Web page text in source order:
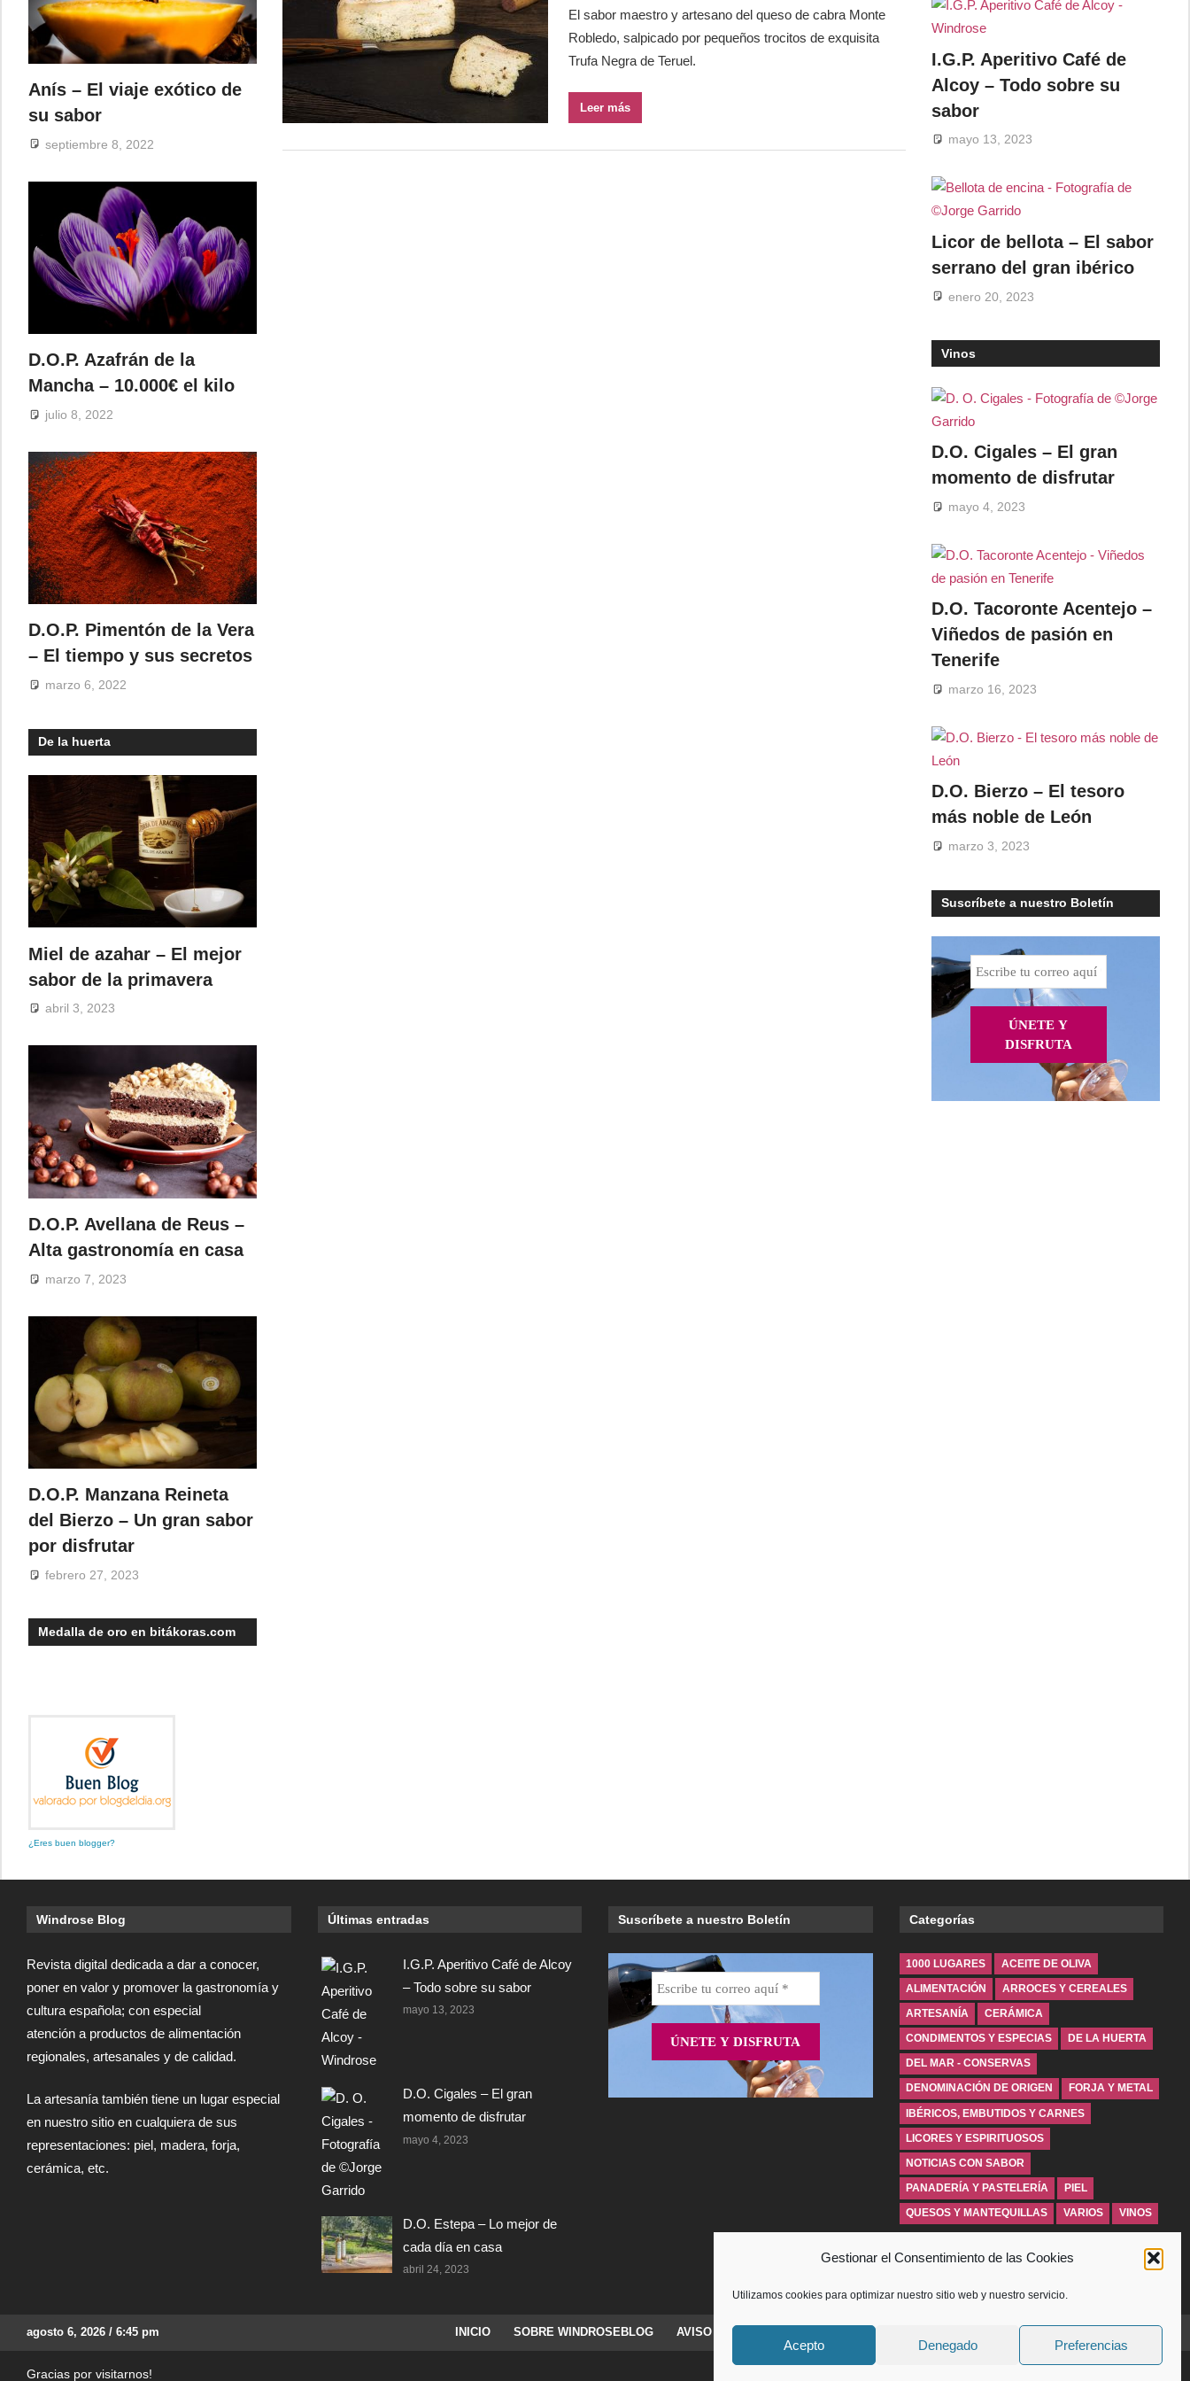
Gestionar el Consentimiento de las Cookies
Utilizamos cookies para optimizar nuestro sitio web y nuestro servicio.
Acepto Denegado Preferencias
El sabor maestro y artesano del queso de cabra Monte
Robledo, salpicado por pequeños trocitos de exquisita
Trufa Negra de Teruel.
Leer más
Anís – El viaje exótico de
su sabor
septiembre 8, 2022
D.O.P. Azafrán de la
Mancha – 10.000€ el kilo
julio 8, 2022
D.O.P. Pimentón de la Vera
– El tiempo y sus secretos
marzo 6, 2022
De la huerta
Miel de azahar – El mejor
sabor de la primavera
abril 3, 2023
D.O.P. Avellana de Reus –
Alta gastronomía en casa
marzo 7, 2023
D.O.P. Manzana Reineta
del Bierzo – Un gran sabor
por disfrutar
febrero 27, 2023
Medalla de oro en bitákoras.com
¿Eres buen blogger?
I.G.P. Aperitivo Café de
Alcoy – Todo sobre su
sabor
mayo 13, 2023
Licor de bellota – El sabor
serrano del gran ibérico
enero 20, 2023
Vinos
D.O. Cigales – El gran
momento de disfrutar
mayo 4, 2023
D.O. Tacoronte Acentejo –
Viñedos de pasión en
Tenerife
marzo 16, 2023
D.O. Bierzo – El tesoro
más noble de León
marzo 3, 2023
Suscríbete a nuestro Boletín
Windrose Blog
Revista digital dedicada a dar a conocer,
poner en valor y promover la gastronomía y
cultura española; con especial
atención a productos de alimentación
regionales, artesanales y de calidad.
La artesanía también tiene un lugar especial
en nuestro sitio en cualquiera de sus
representaciones: piel, madera, forja,
cerámica, etc.
Últimas entradas
I.G.P. Aperitivo Café de Alcoy
– Todo sobre su sabor
mayo 13, 2023
D.O. Cigales – El gran
momento de disfrutar
mayo 4, 2023
D.O. Estepa – Lo mejor de
cada día en casa
abril 24, 2023
Suscríbete a nuestro Boletín Categorías
1000 LUGARES ACEITE DE OLIVA
ALIMENTACIÓN ARROCES Y CEREALES
ARTESANÍA CERÁMICA
CONDIMENTOS Y ESPECIAS DE LA HUERTA
DEL MAR - CONSERVAS
DENOMINACIÓN DE ORIGEN FORJA Y METAL
IBÉRICOS, EMBUTIDOS Y CARNES
LICORES Y ESPIRITUOSOS
NOTICIAS CON SABOR
PANADERÍA Y PASTELERÍA PIEL
QUESOS Y MANTEQUILLAS VARIOS VINOS
agosto 6, 2026 / 6:45 pm INICIO SOBRE WINDROSEBLOG AVISO LEGAL POLÍTICA DE PRIVACIDAD POLITICA DE COOKIES CONTACTO
Gracias por visitarnos!